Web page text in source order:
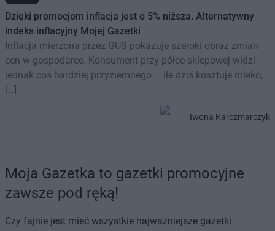
Dzięki promocjom inflacja jest o 5% niższa. Alternatywny
indeks inflacyjny Mojej Gazetki
Inflacja mierzona przez GUS pokazuje szeroki obraz zmian
cen w gospodarce. Konsument przy półce sklepowej widzi
jednak coś bardziej przyziemnego – ile dziś kosztuje mleko,
[…]
Iwona Karczmarczyk
Moja Gazetka to gazetki promocyjne
zawsze pod ręką!
Czy fajnie jest mieć wszystkie najważniejsze gazetki